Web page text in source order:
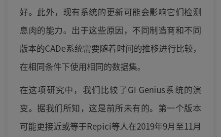
好。此外，现有系统的更新可能会影响它们检测
息肉的能力。出于这些原因，不同制造商和不同
版本的CADe系统需要随着时间的推移进行比较，
在相同条件下使用相同的数据集。
在这项研究中，我们比较了GI Genius系统的演
变。据我们所知，这是前所未有的。第一个版本
可能更接近或等于Repici等人在2019年9月至11月